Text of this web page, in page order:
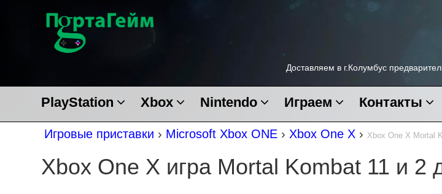
Доставляем в г.Колумбус
PlayStation Xbox Nintendo Играем Контакты
Игровые приставки › Microsoft Xbox ONE › Xbox One X › Xbox One X Mortal
Xbox One X игра Mortal Kombat 11 и 2